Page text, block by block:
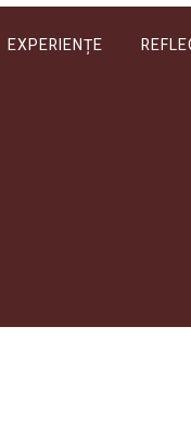
EXPERIENȚE